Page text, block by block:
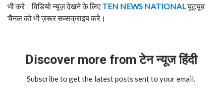
भी करे। विडियो न्यूज़ देखने के लिए TEN NEWS NATIONALयूट्यूब
चैनल को भी ज़रूर सब्सक्राइब करे।
Discover more from टेन न्यूज हिंदी
Subscribe to get the latest posts sent to your email.